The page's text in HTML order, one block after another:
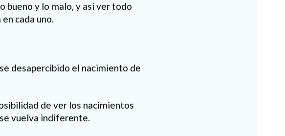
bueno y lo malo, y así ver todo
cada uno.
desapercibido el nacimiento de
de ver los nacimientos
vuelva indiferente.